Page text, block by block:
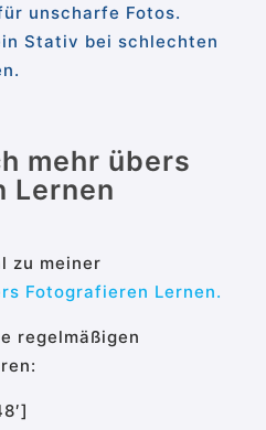
unscharfe Fotos.
Stativ bei schlechten
mehr übers
Lernen
zu meiner
Fotografieren Lernen.
regelmäßigen